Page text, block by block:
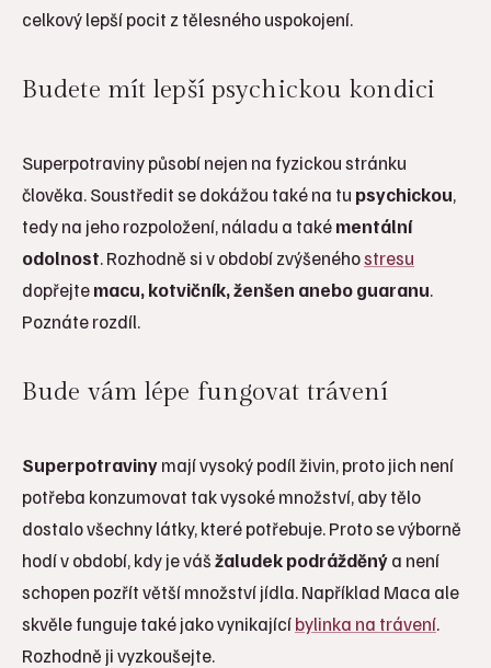
celkový lepší pocit z tělesného uspokojení.
Budete mít lepší psychickou kondici
Superpotraviny působí nejen na fyzickou stránku
člověka. Soustředit se dokážou také na tu psychickou,
tedy na jeho rozpoložení, náladu a takémentální
odolnost. Rozhodně si v období zvýšenéhostresu
dopřejtemacu, kotvičník, ženšen anebo guaranu.
Poznáte rozdíl.
Bude vám lépe fungovat trávení
Superpotravinymají vysoký podíl živin, proto jich není
potřeba konzumovat tak vysoké množství, aby tělo
dostalo všechny látky, které potřebuje. Proto se výborně
hodí v období, kdy je vášžaludek podrážděnýa není
schopen pozřít větší množství jídla. Například Maca ale
skvěle funguje také jako vynikajícíbylinka na trávení.
Rozhodně ji vyzkoušejte.